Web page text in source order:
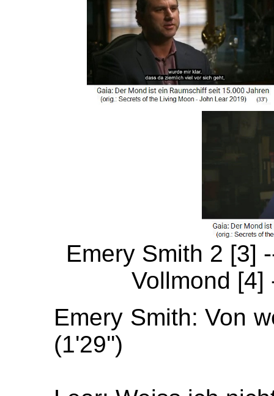
Emery Smith 2 [3]
Vollmond [4]
Emery Smith:Von
(1'29'')